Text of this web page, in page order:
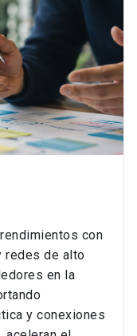
con
redes de alto
en la
y conexiones